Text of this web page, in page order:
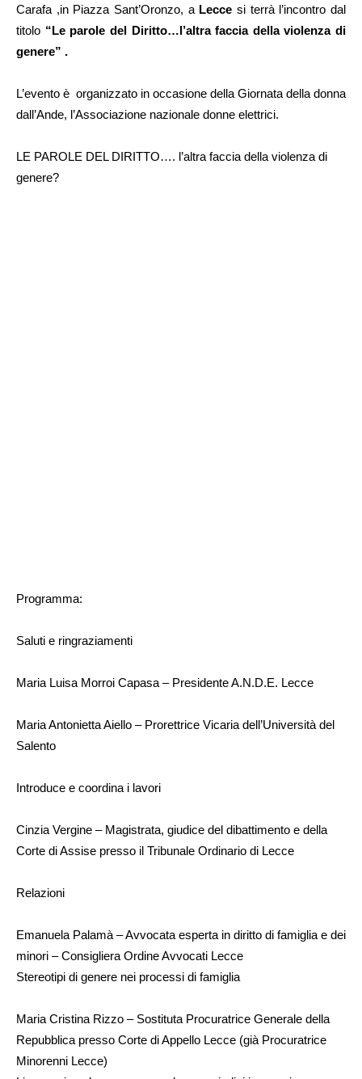
Carafa ,in Piazza Sant’Oronzo, a Lecce si terrà l’incontro dal
titolo “Le parole del Diritto…l’altra faccia della violenza di
genere” .
L’evento è organizzato in occasione della Giornata della donna
dall’Ande, l’Associazione nazionale donne elettrici.
LE PAROLE DEL DIRITTO…. l’altra faccia della violenza di
genere?
Programma:
Saluti e ringraziamenti
Maria Luisa Morroi Capasa – Presidente A.N.D.E. Lecce
Maria Antonietta Aiello – Prorettrice Vicaria dell’Università del
Salento
Introduce e coordina i lavori
Cinzia Vergine – Magistrata, giudice del dibattimento e della
Corte di Assise presso il Tribunale Ordinario di Lecce
Relazioni
Emanuela Palamà – Avvocata esperta in diritto di famiglia e dei
minori – Consigliera Ordine Avvocati Lecce
Stereotipi di genere nei processi di famiglia
Maria Cristina Rizzo – Sostituta Procuratrice Generale della
Repubblica presso Corte di Appello Lecce (già Procuratrice
Minorenni Lecce)